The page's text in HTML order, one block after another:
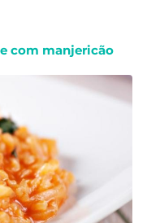
com manjericão